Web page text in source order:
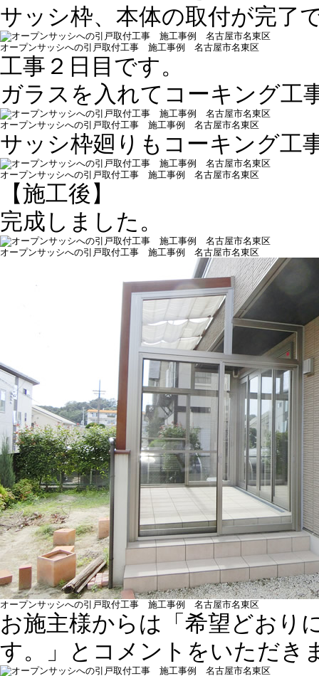
サッシ枠、本体の取付が完了
オープンサッシへの引戸取付工事 施工事例 名古屋市名東区
工事２日目です。
ガラスを入れてコーキング工
オープンサッシへの引戸取付工事 施工事例 名古屋市名東区
サッシ枠廻りもコーキング工
オープンサッシへの引戸取付工事 施工事例 名古屋市名東区
【施工後】
完成しました。
オープンサッシへの引戸取付工事 施工事例 名古屋市名東区
オープンサッシへの引戸取付工事 施工事例 名古屋市名東区
お施主様からは「希望どおり
す。」とコメントをいただき